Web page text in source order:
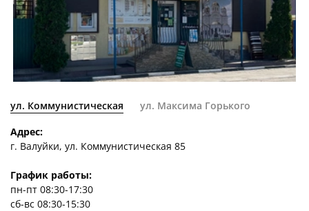
ул. Коммунистическая ул. Максима Горького
Адрес:
г. Валуйки, ул. Коммунистическая 85
График работы:
пн-пт 08:30-17:30
сб-вс 08:30-15:30